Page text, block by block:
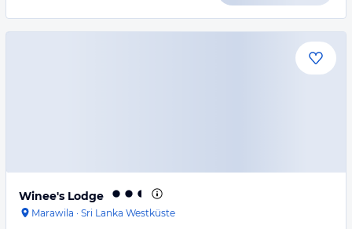
Winee's Lodge
Marawila · Sri Lanka Westküste